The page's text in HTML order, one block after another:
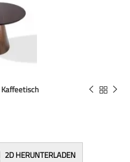
Kaffeetisch
2D HERUNTERLADEN